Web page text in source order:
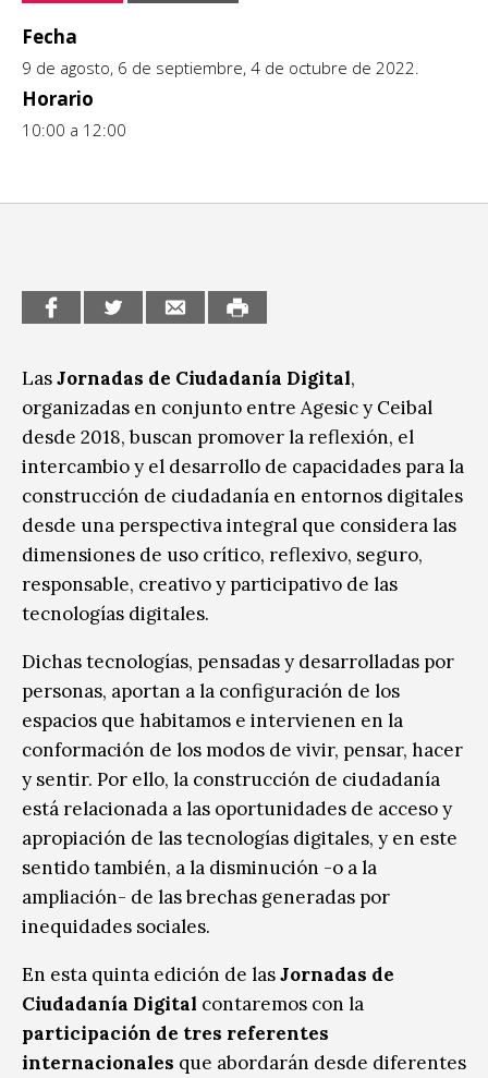
CCE en el interior/libros
Espacio itinerante de lectura infantil
Exposiciones
Formación
Medio Ambiente
Música
Sin categoría
Fecha
9 de agosto, 6 de septiembre, 4 de octubre de 2022.
Horario
10:00 a 12:00
LasJornadas de Ciudadanía Digital,
organizadas en conjunto entre Agesic y Ceibal
desde 2018, buscan promover la reflexión, el
intercambio y el desarrollo de capacidades para la
construcción de ciudadanía en entornos digitales
desde una perspectiva integral que considera las
dimensiones de uso crítico, reflexivo, seguro,
responsable, creativo y participativo de las
tecnologías digitales.
Dichas tecnologías, pensadas y desarrolladas por
personas, aportan a la configuración de los
espacios que habitamos e intervienen en la
conformación de los modos de vivir, pensar, hacer
y sentir. Por ello, la construcción de ciudadanía
está relacionada a las oportunidades de acceso y
apropiación de las tecnologías digitales, y en este
sentido también, a la disminución -o a la
ampliación- de las brechas generadas por
inequidades sociales.
En esta quinta edición de lasJornadas de
Ciudadanía Digital contaremos con la
participación de tres referentes
internacionales que abordarán desde diferentes